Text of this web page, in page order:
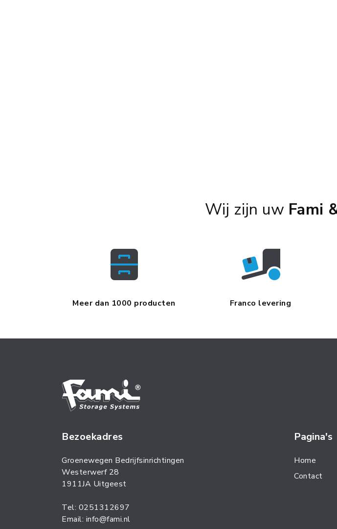
Wij zijn uw Fami
Meer dan 1000 producten Franco levering
Pagina's
Home
Contact
Bezoekadres
Groenewegen Bedrijfsinrichtingen
Westerwerf 28
1911JA Uitgeest
Tel: 0251312697
Email: info@fami.nl